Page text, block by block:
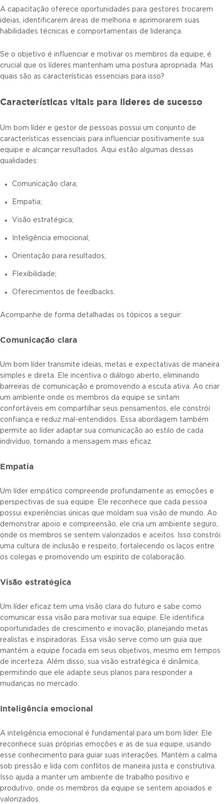
A capacitação oferece oportunidades para gestores trocarem
ideias, identificarem áreas de melhoria e aprimorarem suas
habilidades técnicas e comportamentais de liderança.
Se o objetivo é influenciar e motivar os membros da equipe, é
crucial que os líderes mantenham uma postura apropriada. Mas
quais são as características essenciais para isso?
Características vitais para lideres de sucesso
Um bom líder e gestor de pessoas possui um conjunto de
características essenciais para influenciar positivamente sua
equipe e alcançar resultados. Aqui estão algumas dessas
qualidades:
Comunicação clara;
Empatia;
Visão estratégica;
Inteligência emocional;
Orientação para resultados;
Flexibilidade;
Oferecimentos de feedbacks.
Acompanhe de forma detalhadas os tópicos a seguir:
Comunicação clara
Um bom líder transmite ideias, metas e expectativas de maneira
simples e direta. Ele incentiva o diálogo aberto, eliminando
barreiras de comunicação e promovendo a escuta ativa. Ao criar
um ambiente onde os membros da equipe se sintam
confortáveis em compartilhar seus pensamentos, ele constrói
confiança e reduz mal-entendidos. Essa abordagem também
permite ao líder adaptar sua comunicação ao estilo de cada
indivíduo, tornando a mensagem mais eficaz.
Empatia
Um líder empático compreende profundamente as emoções e
perspectivas de sua equipe. Ele reconhece que cada pessoa
possui experiências únicas que moldam sua visão de mundo. Ao
demonstrar apoio e compreensão, ele cria um ambiente seguro,
onde os membros se sentem valorizados e aceitos. Isso constrói
uma cultura de inclusão e respeito, fortalecendo os laços entre
os colegas e promovendo um espírito de colaboração.
Visão estratégica
Um líder eficaz tem uma visão clara do futuro e sabe como
comunicar essa visão para motivar sua equipe. Ele identifica
oportunidades de crescimento e inovação, planejando metas
realistas e inspiradoras. Essa visão serve como um guia que
mantém a equipe focada em seus objetivos, mesmo em tempos
de incerteza. Além disso, sua visão estratégica é dinâmica,
permitindo que ele adapte seus planos para responder a
mudanças no mercado.
Inteligência emocional
A inteligência emocional é fundamental para um bom líder. Ele
reconhece suas próprias emoções e as de sua equipe, usando
esse conhecimento para guiar suas interações. Mantém a calma
sob pressão e lida com conflitos de maneira justa e construtiva.
Isso ajuda a manter um ambiente de trabalho positivo e
produtivo, onde os membros da equipe se sentem apoiados e
valorizados.